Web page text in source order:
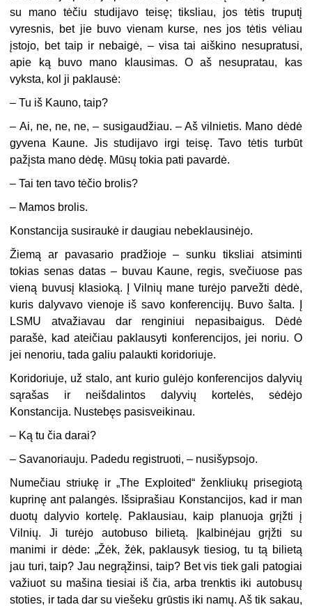
su mano tėčiu studijavo teisę; tiksliau, jos tėtis truputį
vyresnis, bet jie buvo vienam kurse, nes jos tėtis vėliau
įstojo, bet taip ir nebaigė, – visa tai aiškino nesupratusi,
apie ką buvo mano klausimas. O aš nesupratau, kas
vyksta, kol ji paklausė:
– Tu iš Kauno, taip?
– Ai, ne, ne, ne, – susigaudžiau. – Aš vilnietis. Mano dėdė
gyvena Kaune. Jis studijavo irgi teisę. Tavo tėtis turbūt
pažįsta mano dėdę. Mūsų tokia pati pavardė.
– Tai ten tavo tėčio brolis?
– Mamos brolis.
Konstancija susiraukė ir daugiau nebeklausinėjo.
Žiemą ar pavasario pradžioje – sunku tiksliai atsiminti
tokias senas datas – buvau Kaune, regis, svečiuose pas
vieną buvusį klasioką. Į Vilnių mane turėjo parvežti dėdė,
kuris dalyvavo vienoje iš savo konferencijų. Buvo šalta. Į
LSMU atvažiavau dar renginiui nepasibaigus. Dėdė
parašė, kad ateičiau paklausyti konferencijos, jei noriu. O
jei nenoriu, tada galiu palaukti koridoriuje.
Koridoriuje, už stalo, ant kurio gulėjo konferencijos dalyvių
sąrašas ir neišdalintos dalyvių kortelės, sėdėjo
Konstancija. Nustebęs pasisveikinau.
– Ką tu čia darai?
– Savanoriauju. Padedu registruoti, – nusišypsojo.
Numečiau striukę ir „The Exploited“ ženkliukų prisegiotą
kuprinę ant palangės. Išsiprašiau Konstancijos, kad ir man
duotų dalyvio kortelę. Paklausiau, kaip planuoja grįžti į
Vilnių. Ji turėjo autobuso bilietą. Įkalbinėjau grįžti su
manimi ir dėde: „Žėk, žėk, paklausyk tiesiog, tu tą bilietą
jau turi, taip? Jau negrąžinsi, taip? Bet vis tiek gali patogiai
važiuot su mašina tiesiai iš čia, arba trenktis iki autobusų
stoties, ir tada dar su viešeku grūstis iki namų. Aš tik sakau,